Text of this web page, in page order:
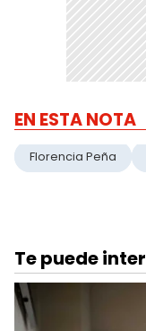
EN ESTA NOTA
Florencia Peña